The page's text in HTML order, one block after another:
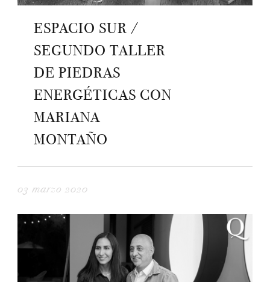
ESPACIO SUR /
SEGUNDO TALLER
DE PIEDRAS
ENERGÉTICAS CON
MARIANA
MONTAÑO
03 marzo 2020